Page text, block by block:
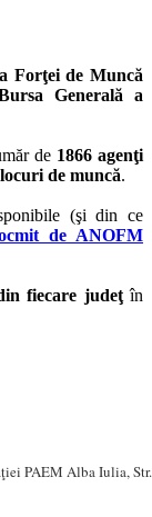
Forţei de Muncă
Generală a
de 1866 agenţi
de muncă.
(şi din ce
de ANOFM
fiecare judeţîn
PAEM Alba Iulia,